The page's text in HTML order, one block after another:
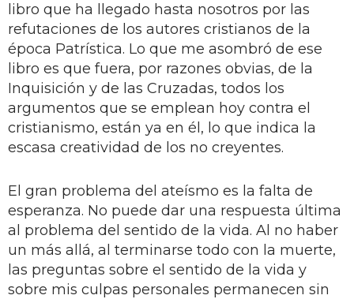
libro que ha llegado hasta nosotros por las
refutaciones de los autores cristianos de la
época Patrística. Lo que me asombró de ese
libro es que fuera, por razones obvias, de la
Inquisición y de las Cruzadas, todos los
argumentos que se emplean hoy contra el
cristianismo, están ya en él, lo que indica la
escasa creatividad de los no creyentes.
El gran problema del ateísmo es la falta de
esperanza. No puede dar una respuesta última
al problema del sentido de la vida. Al no haber
un más allá, al terminarse todo con la muerte,
las preguntas sobre el sentido de la vida y
sobre mis culpas personales permanecen sin